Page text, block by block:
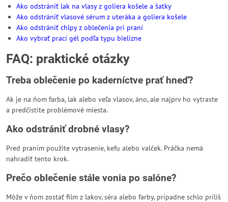
Ako odstrániť lak na vlasy z goliera košele a šatky
Ako odstrániť vlasové sérum z uteráka a goliera košele
Ako odstrániť chlpy z oblečenia pri praní
Ako vybrať prací gél podľa typu bielizne
FAQ: praktické otázky
Treba oblečenie po kaderníctve prať hneď?
Ak je na ňom farba, lak alebo veľa vlasov, áno, ale najprv ho vytraste
a predčistite problémové miesta.
Ako odstrániť drobné vlasy?
Pred praním použite vytrasenie, kefu alebo valček. Práčka nemá
nahradiť tento krok.
Prečo oblečenie stále vonia po salóne?
Môže v ňom zostať film z lakov, séra alebo farby, prípadne schlo príliš